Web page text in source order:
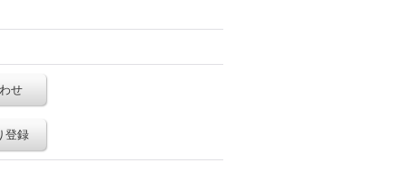
せ
登録